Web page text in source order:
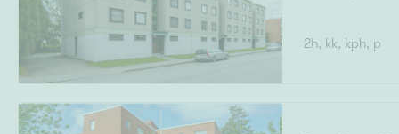
Uudiskohteet
Arvokohteet
2h, kk, kph, p